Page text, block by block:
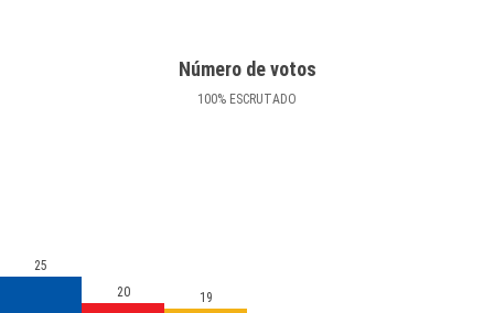
Número de votos
100% ESCRUTADO
25
20
19